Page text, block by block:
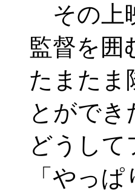
その上
監督を囲
たまたま
とがで
どうし
「やっ